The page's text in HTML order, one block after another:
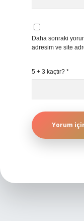
Daha sonraki
adresim ve site
5 + 3 kaçtır? *